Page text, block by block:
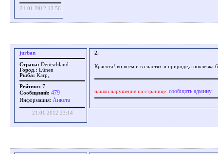
21.01.2012 12:56
jurban
Страна: Deutschland
Город.: Lünen
Рыба: Karp,
Рейтинг: 7
Сообщений: 479
Информация: Aнкета
21.01.2012 23:14
2.
Красота! во всём и в снастях и природе,а поклёвка
нашли нарушение на странице: сообщить админу